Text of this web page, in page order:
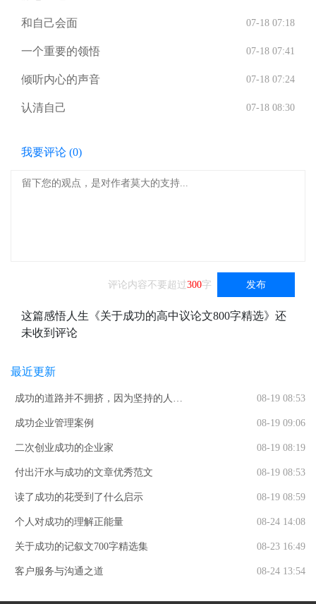
和自己会面 07-18 07:18
一个重要的领悟 07-18 07:41
倾听内心的声音 07-18 07:24
认清自己 07-18 08:30
我要评论 (0)
发布
评论内容不要超过300字
这篇感悟人生《关于成功的高中议论文800字精选》还
未收到评论
最近更新
成功的道路并不拥挤，因为坚持的人不
多
08-19 08:53
成功企业管理案例 08-19 09:06
二次创业成功的企业家 08-19 08:19
付出汗水与成功的文章优秀范文 08-19 08:53
读了成功的花受到了什么启示 08-19 08:59
个人对成功的理解正能量 08-24 14:08
关于成功的记叙文700字精选集 08-23 16:49
客户服务与沟通之道 08-24 13:54